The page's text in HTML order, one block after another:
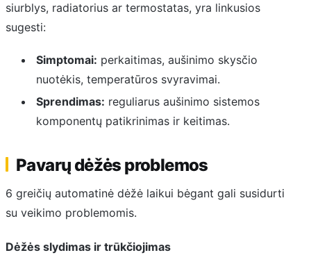
siurblys, radiatorius ar termostatas, yra linkusios
sugesti:
Simptomai: perkaitimas, aušinimo skysčio
nuotėkis, temperatūros svyravimai.
Sprendimas: reguliarus aušinimo sistemos
komponentų patikrinimas ir keitimas.
Pavarų dėžės problemos
6 greičių automatinė dėžė laikui bėgant gali susidurti
su veikimo problemomis.
Dėžės slydimas ir trūkčiojimas